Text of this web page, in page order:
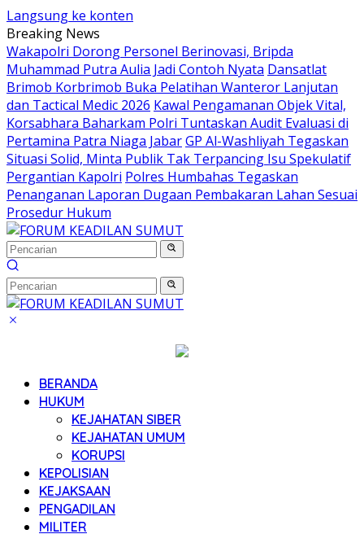
Langsung ke konten
Breaking News
Wakapolri Dorong Personel Berinovasi, Bripda
Muhammad Putra Aulia Jadi Contoh Nyata Dansatlat
Brimob Korbrimob Buka Pelatihan Wanteror Lanjutan
dan Tactical Medic 2026 Kawal Pengamanan Objek Vital,
Korsabhara Baharkam Polri Tuntaskan Audit Evaluasi di
Pertamina Patra Niaga JabarGP Al-Washliyah Tegaskan
Situasi Solid, Minta Publik Tak Terpancing Isu Spekulatif
Pergantian Kapolri Polres Humbahas Tegaskan
Penanganan Laporan Dugaan Pembakaran Lahan Sesuai
Prosedur Hukum
BERANDA
HUKUM
KEJAHATAN SIBER
KEJAHATAN UMUM
KORUPSI
KEPOLISIAN
KEJAKSAAN
PENGADILAN
MILITER